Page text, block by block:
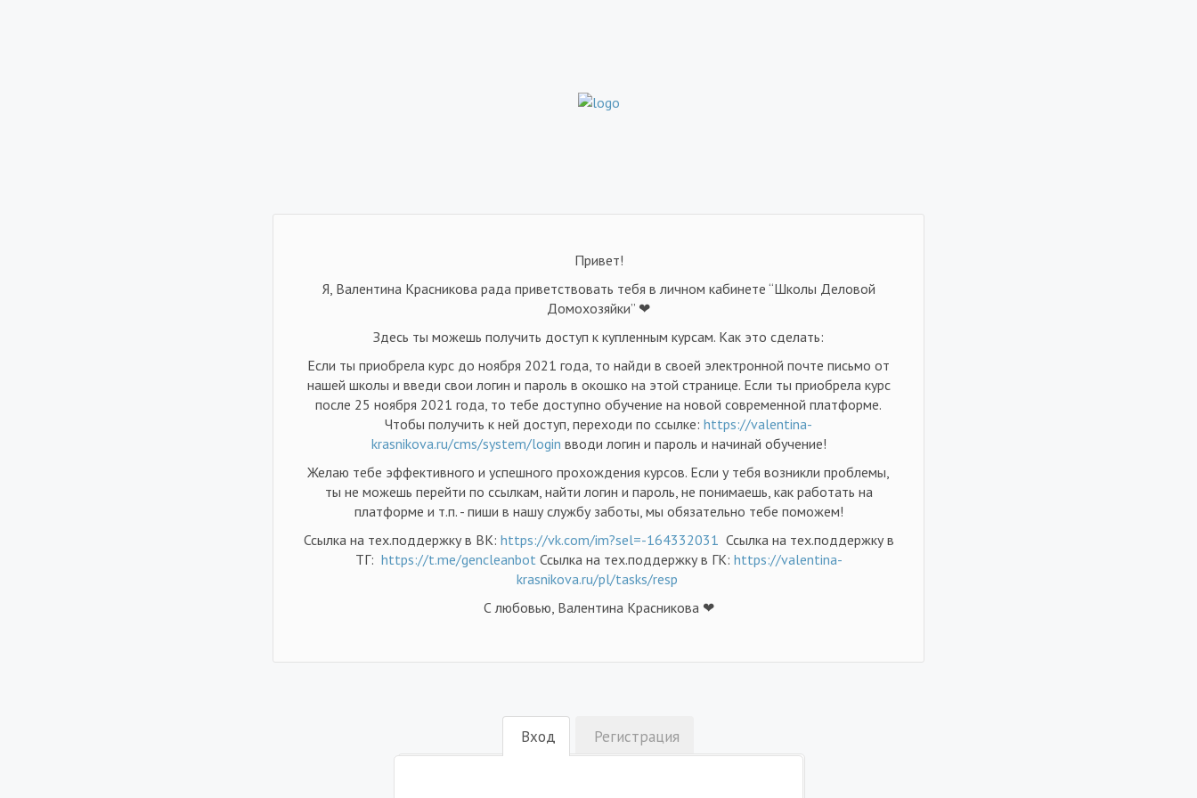
Привет!
Я, Валентина Красникова рада приветствовать тебя в личном кабинете “Школы Деловой
Домохозяйки” ❤
Здесь ты можешь получить доступ к купленным курсам. Как это сделать:
Если ты приобрела курс до ноября 2021 года, то найди в своей электронной почте письмо от
нашей школы и введи свои логин и пароль в окошко на этой странице. Если ты приобрела курс
после 25 ноября 2021 года, то тебе доступно обучение на новой современной платформе.
Чтобы получить к ней доступ, переходи по ссылке: https://valentina-
krasnikova.ru/cms/system/login вводи логин и пароль и начинай обучение!
Желаю тебе эффективного и успешного прохождения курсов. Если у тебя возникли проблемы,
ты не можешь перейти по ссылкам, найти логин и пароль, не понимаешь, как работать на
платформе и т.п. - пиши в нашу службу заботы, мы обязательно тебе поможем!
Ссылка на тех.поддержку в ВК: https://vk.com/im?sel=-164332031 Ссылка на тех.поддержку в
ТГ: https://t.me/gencleanbotСсылка на тех.поддержку в ГК: https://valentina-
krasnikova.ru/pl/tasks/resp
С любовью, Валентина Красникова ❤
Вход Регистрация